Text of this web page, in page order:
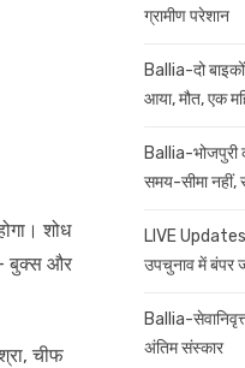
शोध
बुक्स और
चीफ
ग्रामीण परेशान
Ballia-दो
आया, मौत, एक
Ballia-भोजपुरी
समय-सीमा नहीं,
LIVE
उपचुनाव में बंपर
Ballia-
अंतिम संस्कार